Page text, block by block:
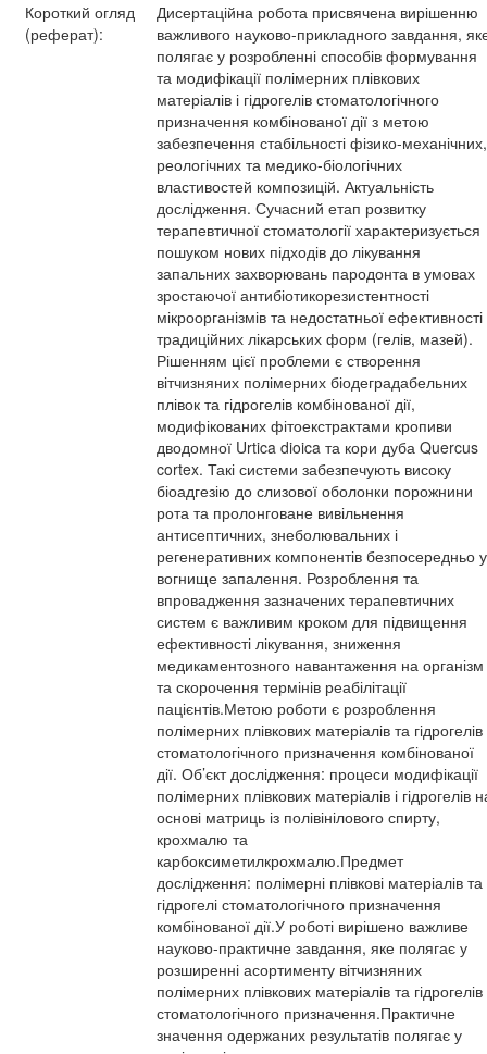
Короткий огляд
(реферат):
Дисертаційна робота присвячена вирішенню
важливого науково-прикладного завдання,
полягає у розробленні способів формування
та модифікації полімерних плівкових
матеріалів і гідрогелів стоматологічного
призначення комбінованої дії з метою
забезпечення стабільності фізико-механічних,
реологічних та медико-біологічних
властивостей композицій. Актуальність
дослідження. Сучасний етап розвитку
терапевтичної стоматології характеризується
пошуком нових підходів до лікування
запальних захворювань пародонта в умовах
зростаючої антибіотикорезистентності
мікроорганізмів та недостатньої ефективності
традиційних лікарських форм (гелів, мазей).
Рішенням цієї проблеми є створення
вітчизняних полімерних біодеградабельних
плівок та гідрогелів комбінованої дії,
модифікованих фітоекстрактами кропиви
дводомної Urtica dioica та кори дуба Quercus
cortex. Такі системи забезпечують високу
біоадгезію до слизової оболонки порожнини
рота та пролонговане вивільнення
антисептичних, знеболювальних і
регенеративних компонентів безпосередньо у
вогнище запалення. Розроблення та
впровадження зазначених терапевтичних
систем є важливим кроком для підвищення
ефективності лікування, зниження
медикаментозного навантаження на організм
та скорочення термінів реабілітації
пацієнтів.Метою роботи є розроблення
полімерних плівкових матеріалів та гідрогелів
стоматологічного призначення комбінованої
дії. Об’єкт дослідження: процеси модифікації
полімерних плівкових матеріалів і гідрогелів
основі матриць із полівінілового спирту,
крохмалю та
карбоксиметилкрохмалю.Предмет
дослідження: полімерні плівкові матеріалів та
гідрогелі стоматологічного призначення
комбінованої дії.У роботі вирішено важливе
науково-практичне завдання, яке полягає у
розширенні асортименту вітчизняних
полімерних плівкових матеріалів та гідрогелів
стоматологічного призначення.Практичне
значення одержаних результатів полягає у